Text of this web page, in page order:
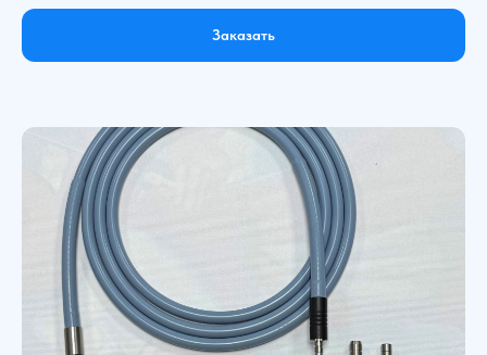
Заказать